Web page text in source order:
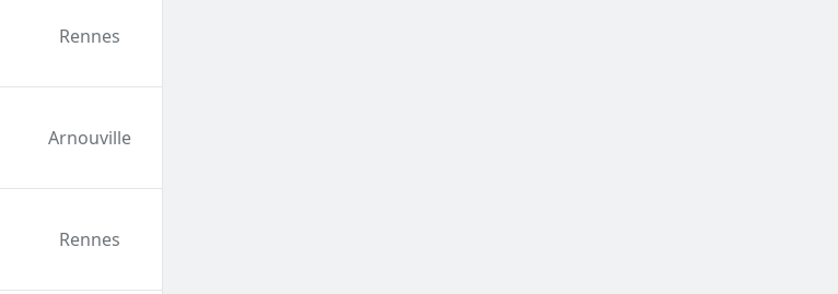
Rennes
Arnouville
Rennes